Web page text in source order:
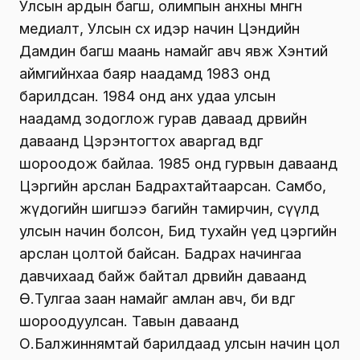
Улсын ардын багш, олимпын анхны мөнгөн
медиалт, Улсын өсөх идэр начин Цэндийн
Дамдин багш маань намайг авч явж Хэнтий
аймгийнхаа баяр наадамд 1983 онд
барилдсан. 1984 онд анх удаа улсын
наадамд зодоглож гурав даваад дөрвийн
даваанд Цэрэнтогтох аваргад өвдөг
шороодож байлаа. 1985 онд гурвын даваанд
Цэргийн арслан Бадрахтайтаарсан. Самбо,
жүдогийн шигшээ багийн тамирчин, сүүлд
улсын начин болсон, Бид тухайн үед цэргийн
арслан цолтой байсан. Бадрах начингаа
давчихаад байж байтал дөрвийн даваанд
Ө.Тулгаа заан намайг амлан авч, би өвдөг
шороодуулсан. Тавын даваанд
О.Балжиннямтай барилдаад улсын начин цол